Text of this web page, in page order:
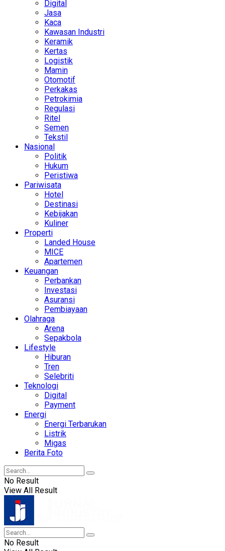
Digital
Jasa
Kaca
Kawasan Industri
Keramik
Kertas
Logistik
Mamin
Otomotif
Perkakas
Petrokimia
Regulasi
Ritel
Semen
Tekstil
Nasional
Politik
Hukum
Peristiwa
Pariwisata
Hotel
Destinasi
Kebijakan
Kuliner
Properti
Landed House
MICE
Apartemen
Keuangan
Perbankan
Investasi
Asuransi
Pembiayaan
Olahraga
Arena
Sepakbola
Lifestyle
Hiburan
Tren
Selebriti
Teknologi
Digital
Payment
Energi
Energi Terbarukan
Listrik
Migas
Berita Foto
No Result
View All Result
No Result